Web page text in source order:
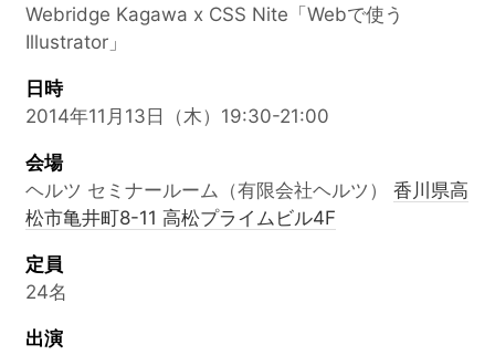
Webridge Kagawa x CSS Nite「Webで使う
Illustrator」
日時
2014年11月13日（木）19:30-21:00
会場
ヘルツ セミナールーム（有限会社ヘルツ） 香川県高
松市亀井町8-11 高松プライムビル4F
定員
24名
出演